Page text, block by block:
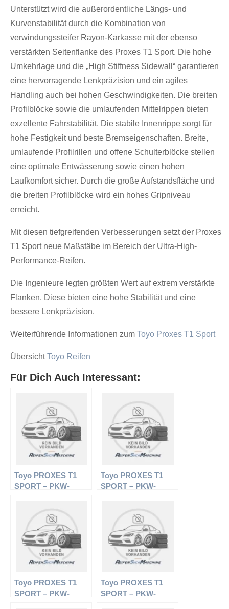
Unterstützt wird die außerordentliche Längs- und
Kurvenstabilität durch die Kombination von
verwindungssteifer Rayon-Karkasse mit der ebenso
verstärkten Seitenflanke des Proxes T1 Sport. Die hohe
Umkehrlage und die „High Stiffness Sidewall“ garantieren
eine hervorragende Lenkpräzision und ein agiles
Handling auch bei hohen Geschwindigkeiten. Die breiten
Profilblöcke sowie die umlaufenden Mittelrippen bieten
exzellente Fahrstabilität. Die stabile Innenrippe sorgt für
hohe Festigkeit und beste Bremseigenschaften. Breite,
umlaufende Profilrillen und offene Schulterblöcke stellen
eine optimale Entwässerung sowie einen hohen
Laufkomfort sicher. Durch die große Aufstandsfläche und
die breiten Profilblöcke wird ein hohes Gripniveau
erreicht.
Mit diesen tiefgreifenden Verbesserungen setzt der Proxes
T1 Sport neue Maßstäbe im Bereich der Ultra-High-
Performance-Reifen.
Die Ingenieure legten größten Wert auf extrem verstärkte
Flanken. Diese bieten eine hohe Stabilität und eine
bessere Lenkpräzision.
Weiterführende Informationen zum Toyo Proxes T1 Sport
ÜbersichtToyo Reifen
Für Dich Auch Interessant:
Toyo PROXES T1
SPORT – PKW-
Toyo PROXES T1
SPORT – PKW-
Toyo PROXES T1
SPORT – PKW-
Toyo PROXES T1
SPORT – PKW-